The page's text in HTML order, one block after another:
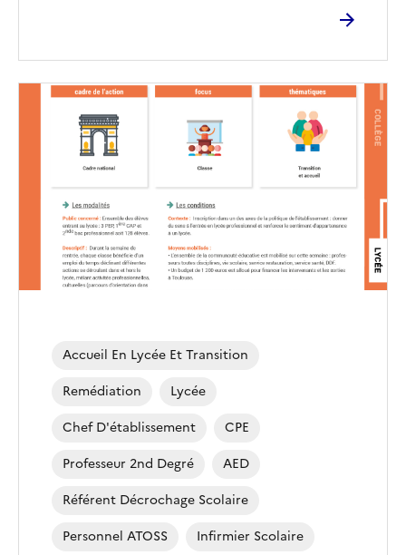
Accueil En Lycée Et Transition
Remédiation
Lycée
Chef D'établissement
CPE
Professeur 2nd Degré
AED
Référent Décrochage Scolaire
Personnel ATOSS
Infirmier Scolaire